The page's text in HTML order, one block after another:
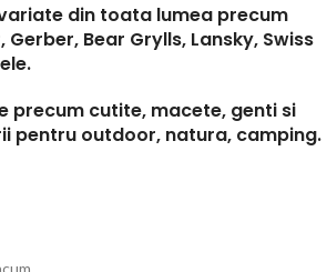
din toata lumea precum
Gerber, Bear Grylls, Lansky, Swiss
precum cutite, macete, genti si
pentru outdoor, natura, camping.